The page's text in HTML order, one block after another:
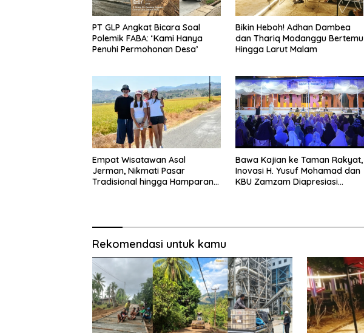
PT GLP Angkat Bicara Soal
Polemik FABA: ‘Kami Hanya
Penuhi Permohonan Desa’
Bikin Heboh! Adhan Dambea
dan Thariq Modanggu Bertemu
Hingga Larut Malam
Empat Wisatawan Asal
Jerman, Nikmati Pasar
Tradisional hingga Hamparan
Bawa Kajian ke Taman Rakyat,
Inovasi H. Yusuf Mohamad dan
KBU Zamzam Diapresiasi
Rekomendasi untuk kamu